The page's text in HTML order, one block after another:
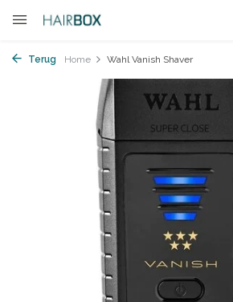
Terug Home Wahl Vanish Shaver